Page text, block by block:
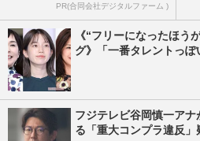
PR(合同会社デジタルファーム )
《“フリーになったほう
グ》「一番タレントっぽ
フジテレビ谷岡慎一ア
る「重大コンプラ違反」